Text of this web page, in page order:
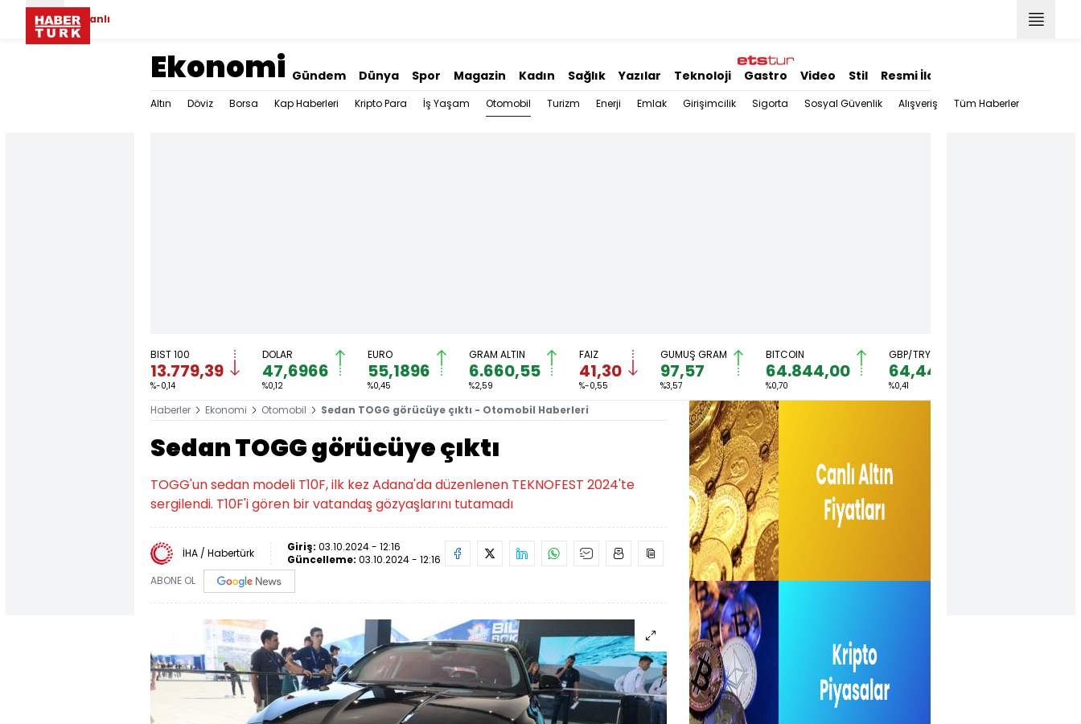
Canlı
Ekonomi Gündem Dünya Spor Magazin Kadın Sağlık Yazılar Teknoloji Gastro Video Stil Resmi İlanlar
Altın Döviz Borsa Kap Haberleri Kripto Para İş Yaşam Otomobil Turizm Enerji Emlak Girişimcilik Sigorta Sosyal Güvenlik Alışveriş Tüm Haberler
BIST 100
13.779,39
%-0,14
DOLAR
47,6966
%0,12
EURO
55,1896
%0,45
GRAM ALTIN
6.660,55
%2,59
FAİZ
41,30
%-0,55
GÜMÜŞ GRAM
97,57
%3,57
BITCOIN
64.844,00
%0,70
GBP/TRY
64,4492
%0,41
Haberler Ekonomi Otomobil Sedan TOGG görücüye çıktı - Otomobil Haberleri
Sedan TOGG görücüye çıktı
TOGG'un sedan modeli T10F, ilk kez Adana'da düzenlenen TEKNOFEST 2024'te
sergilendi. T10F'i gören bir vatandaş gözyaşlarını tutamadı
İHA / Habertürk Giriş: 03.10.2024 - 12:16
Güncelleme: 03.10.2024 - 12:16
ABONE OL